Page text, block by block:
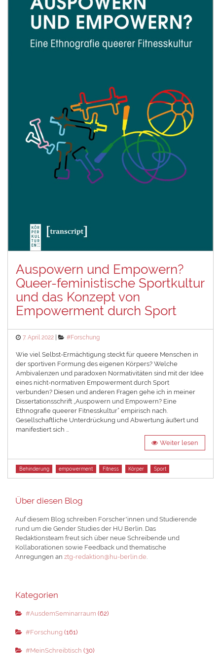
Auspowern und Empowern?
Queer-feministische Sportkultur
und das Konzept von
Empowerment durch Sport
Posted
7. April 2022 Categories
#Forschung
Wie viel Selbst-Ermächtigung steckt für queere Menschen in
der sportiven Formung des eigenen Körpers? Welche
Ambivalenzen und paradoxen Normativitäten sind mit der Idee
eines nicht-normativen Empowerment durch Sport
verbunden? Diesen und anderen Fragen gehe ich in meiner
Dissertationsschrift „Auspowern und Empowern? Eine
Ethnografie queerer Fitnesskultur“ empirisch nach.
Gesellschaftliche Unterdrückung und Abwertung äußert und
manifestiert sich …
Weiter lesen
Tags
Behinderung empowerment Fitness Körper Sport
Über diesen Blog
Auf diesem Blog schreiben Forscher*innen und Studierende
rund um die Gender Studies der HU Berlin. Das
Redaktionsteam freut sich über neue Schreibende und
Kollaborationen sowie Feedback und thematische
Anregungen anztg-redaktion@hu-berlin.de.
Kategorien
#AusdemSeminarraum (62)
#Forschung (161)
#MeinSchreibtisch (30)